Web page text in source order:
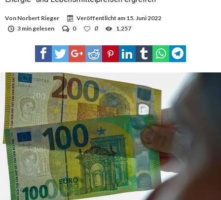
Von Norbert Rieger Veröffentlicht am 15. Juni 2022
3 min gelesen
0 0 1,257